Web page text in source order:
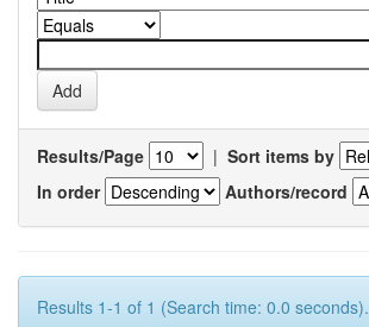
Results/Page | Sort items by
In order
Authors/record
Results 1-1 of 1 (Search time: 0.0 seconds).